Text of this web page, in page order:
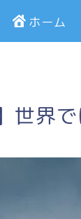
ホーム
世界